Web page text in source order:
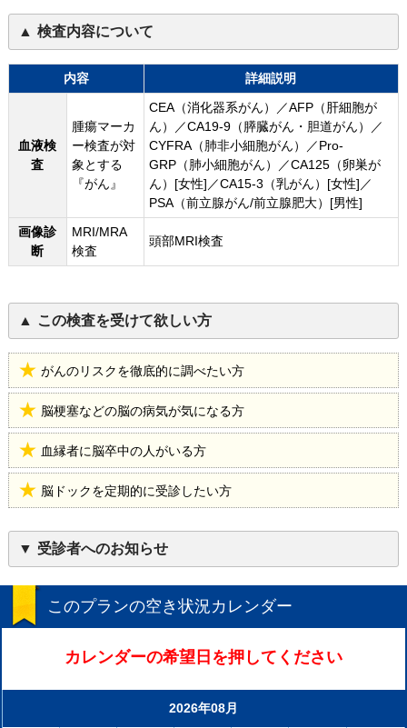
検査内容について
内容 詳細説明
血液検
査
腫瘍マーカ
ー検査が対
象とする
『がん』
CEA（消化器系がん）／AFP（肝細胞が
ん）／CA19-9（膵臓がん・胆道がん）／
CYFRA（肺非小細胞がん）／Pro-
GRP（肺小細胞がん）／CA125（卵巣が
ん）[女性]／CA15-3（乳がん）[女性]／
PSA（前立腺がん/前立腺肥大）[男性]
画像診
断
MRI/MRA
検査
頭部MRI検査
この検査を受けて欲しい方
がんのリスクを徹底的に調べたい方
脳梗塞などの脳の病気が気になる方
血縁者に脳卒中の人がいる方
脳ドックを定期的に受診したい方
受診者へのお知らせ
このプランの空き状況カレンダー
カレンダーの希望日を押してください
2026年08月